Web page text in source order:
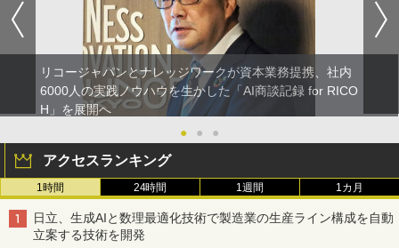
リコージャパンとナレッジワークが資本業務提携、社内
6000人の実践ノウハウを生かした「AI商談記録 for RICO
H」を展開へ
●
● ●
アクセスランキング
1時間 24時間 1週間 1カ月
日立、生成AIと数理最適化技術で製造業の生産ライン構成を自動
立案する技術を開発